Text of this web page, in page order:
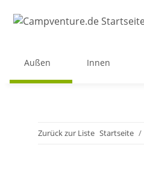
Außen Innen
Zurück zur Liste Startseite